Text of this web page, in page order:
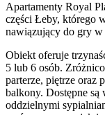
Apartamenty Royal
części Łeby, którego
nawiązujący do gry w
Obiekt oferuje
5 lub 6 osób.
parterze, piętrze oraz
balkony. Dostępne są
oddzielnymi